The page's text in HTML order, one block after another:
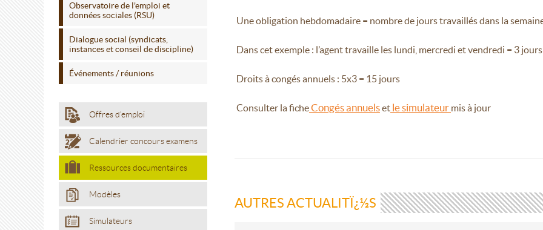
Observatoire de l'emploi et
données sociales (RSU)
Dialogue social (syndicats,
instances et conseil de discipline)
Événements / réunions
Offres d'emploi
Calendrier concours examens
Ressources documentaires
Modèles
Simulateurs
Une obligation hebdomadaire = nombre de jours travaillés dans la
Dans cet exemple : l’agent travaille les lundi, mercredi et vendredi = 3 jours
Droits à congés annuels : 5x3 = 15 jours
Consulter la ficheCongés annuelset le simulateur mis à jour
AUTRES ACTUALITÏ¿½S